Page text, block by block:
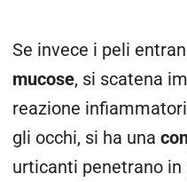
Se invece i peli
mucose, si scatena
reazione
gli occhi, si ha una
urticanti penetrano